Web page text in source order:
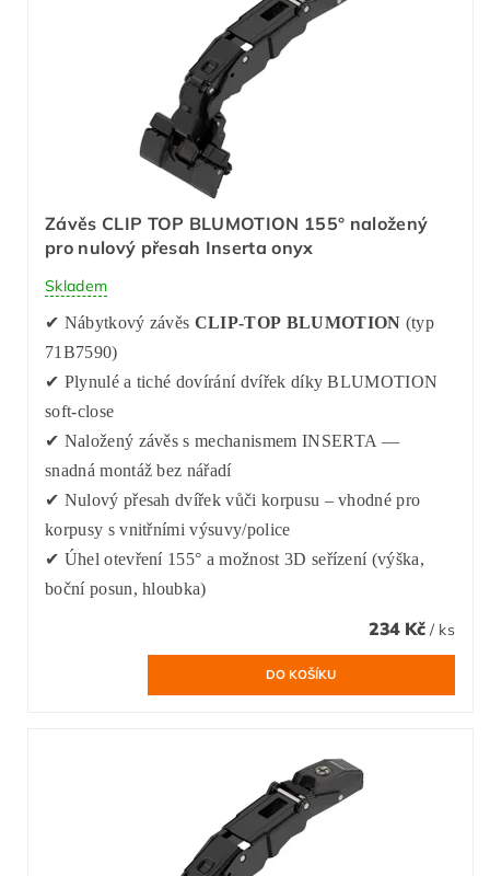
Závěs CLIP TOP BLUMOTION 155° naložený
pro nulový přesah Inserta onyx
Skladem
✔ Nábytkový závěs CLIP-TOP BLUMOTION (typ
71B7590)
✔ Plynulé a tiché dovírání dvířek díky BLUMOTION
soft-close
✔ Naložený závěs s mechanismem INSERTA —
snadná montáž bez nářadí
✔ Nulový přesah dvířek vůči korpusu – vhodné pro
korpusy s vnitřními výsuvy/police
✔ Úhel otevření 155° a možnost 3D seřízení (výška,
boční posun, hloubka)
234 Kč / ks